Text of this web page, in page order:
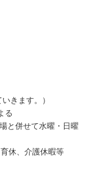
きます。）
る
と併せて水曜・日曜
休、介護休暇等